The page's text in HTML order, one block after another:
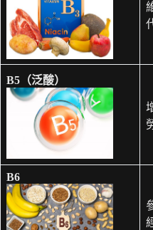
B5（泛酸）
B6